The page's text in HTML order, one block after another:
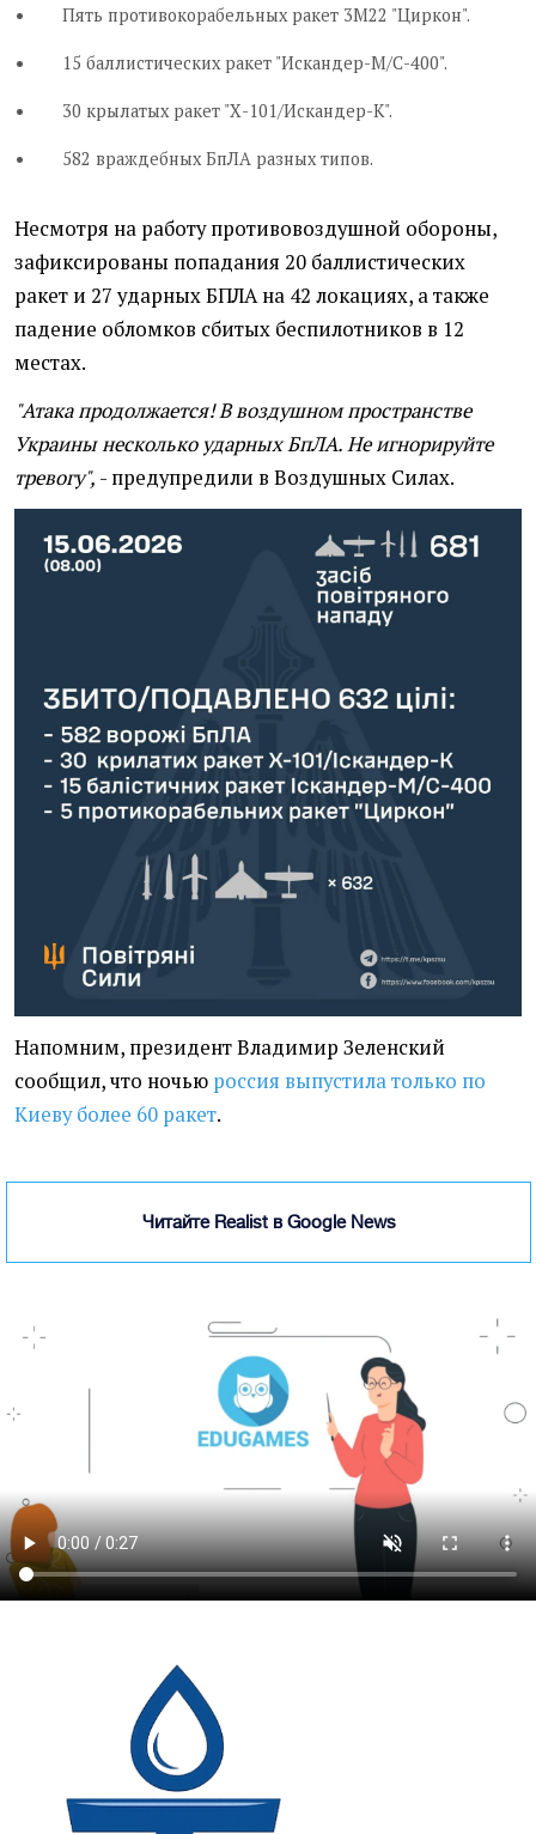
Пять противокорабельных ракет 3М22 "Циркон".
15 баллистических ракет "Искандер-М/С-400".
30 крылатых ракет "Х-101/Искандер-К".
582 враждебных БпЛА разных типов.
Несмотря на работу противовоздушной обороны,
зафиксированы попадания 20 баллистических
ракет и 27 ударных БПЛА на 42 локациях, а также
падение обломков сбитых беспилотников в 12
местах.
"Атака продолжается! В воздушном пространстве
Украины несколько ударных БпЛА. Не игнорируйте
тревогу", - предупредили в Воздушных Силах.
Напомним, президент Владимир Зеленский
сообщил, что ночью россия выпустила только по
Киеву более 60 ракет.
Читайте Realist в Google News